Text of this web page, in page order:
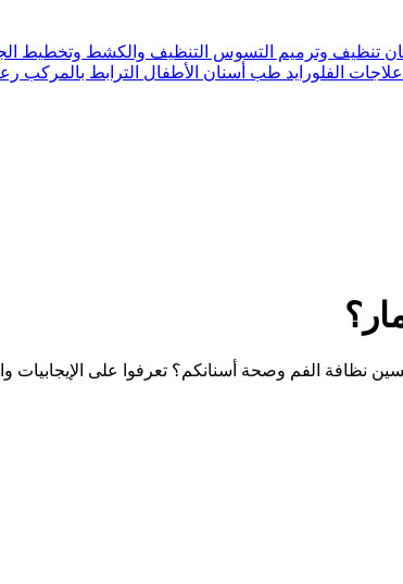
تنظيف وترميم التسوس التنظيف والكشط وتخطيط
علاجات الفلورايد طب أسنان الأطفال الترابط بالمركب
نظافة الفم وصحة أسنانكم؟ تعرفوا على الإيجابيات